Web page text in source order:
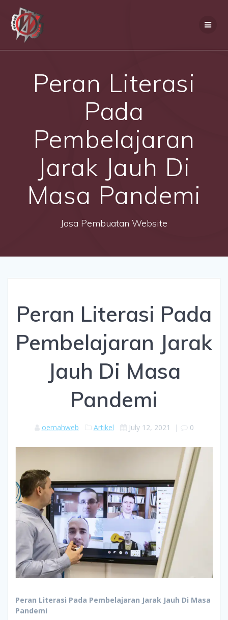
Peran Literasi
Pada
Pembelajaran
Jarak Jauh Di
Masa Pandemi
Jasa Pembuatan Website
Peran Literasi Pada
Pembelajaran Jarak
Jauh Di Masa
Pandemi
oemahweb Artikel July 12, 2021 | 0
Peran Literasi Pada Pembelajaran Jarak Jauh Di Masa
Pandemi